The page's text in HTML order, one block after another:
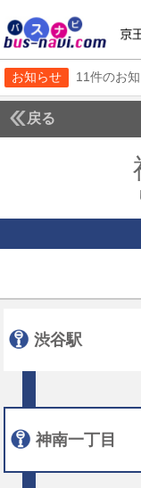
お知らせ 11件のお
戻る
渋谷駅
神南一丁目